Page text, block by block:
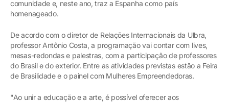
comunidade e, neste ano, traz a Espanha como país
homenageado.
De acordo com o diretor de Relações Internacionais da Ulbra,
professor Antônio Costa, a programação vai contar com lives,
mesas-redondas e palestras, com a participação de professores
do Brasil e do exterior. Entre as atividades previstas estão a Feira
de Brasilidade e o painel com Mulheres Empreendedoras.
"Ao unir a educação e a arte, é possível oferecer aos